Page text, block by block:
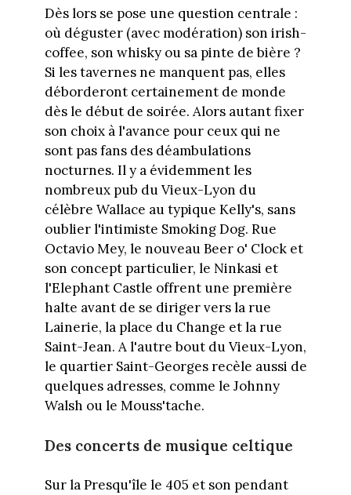
Dès lors se pose une question centrale :
où déguster (avec modération) son irish-
coffee, son whisky ou sa pinte de bière ?
Si les tavernes ne manquent pas, elles
déborderont certainement de monde
dès le début de soirée. Alors autant fixer
son choix à l'avance pour ceux qui ne
sont pas fans des déambulations
nocturnes. Il y a évidemment les
nombreux pub du Vieux-Lyon du
célèbre Wallace au typique Kelly's, sans
oublier l'intimiste Smoking Dog. Rue
Octavio Mey, le nouveau Beer o' Clock et
son concept particulier, le Ninkasi et
l'Elephant Castle offrent une première
halte avant de se diriger vers la rue
Lainerie, la place du Change et la rue
Saint-Jean. A l'autre bout du Vieux-Lyon,
le quartier Saint-Georges recèle aussi de
quelques adresses, comme le Johnny
Walsh ou le Mouss'tache.
Des concerts de musique celtique
Sur la Presqu'île le 405 et son pendant